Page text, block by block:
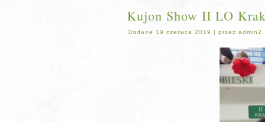
Kujon Show II LO
Dodane 19 czerwca 2019 | przez admin2